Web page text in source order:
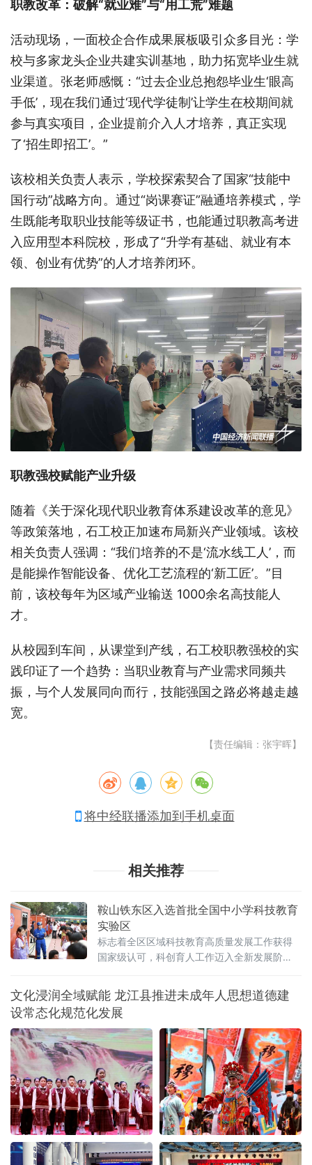
职教改革：破解“就业难”与“用工荒”难题
活动现场，一面校企合作成果展板吸引众多目光：学
校与多家龙头企业共建实训基地，助力拓宽毕业生就
业渠道。张老师感慨：“过去企业总抱怨毕业生‘眼高
手低’，现在我们通过‘现代学徒制’让学生在校期间就
参与真实项目，企业提前介入人才培养，真正实现
了‘招生即招工’。”
该校相关负责人表示，学校探索契合了国家“技能中
国行动”战略方向。通过“岗课赛证”融通培养模式，学
生既能考取职业技能等级证书，也能通过职教高考进
入应用型本科院校，形成了“升学有基础、就业有本
领、创业有优势”的人才培养闭环。
职教强校赋能产业升级
随着《关于深化现代职业教育体系建设改革的意见》
等政策落地，石工校正加速布局新兴产业领域。该校
相关负责人强调：“我们培养的不是‘流水线工人’，而
是能操作智能设备、优化工艺流程的‘新工匠’。”目
前，该校每年为区域产业输送 1000余名高技能人
才。
从校园到车间，从课堂到产线，石工校职教强校的实
践印证了一个趋势：当职业教育与产业需求同频共
振，与个人发展同向而行，技能强国之路必将越走越
宽。
【责任编辑：张宇晖】
将中经联播添加到手机桌面
相关推荐
鞍山铁东区入选首批全国中小学科技教育
实验区
标志着全区区域科技教育高质量发展工作获得
国家级认可，科创育人工作迈入全新发展阶
育发展水平稳居鞍山市首位、全省前列。全区
现有24所中小学、1所九年一贯制学校，三万余
名在校学生。依托区青少年科技活动中心统筹
校外科创教
文化浸润全域赋能 龙江县推进未成年人思想道德建
设常态化规范化发展